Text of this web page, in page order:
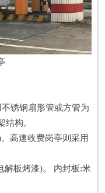
锈钢扇形管或方管为
结构。
高速收费岗亭则采用
解板烤漆)。 内封板:米